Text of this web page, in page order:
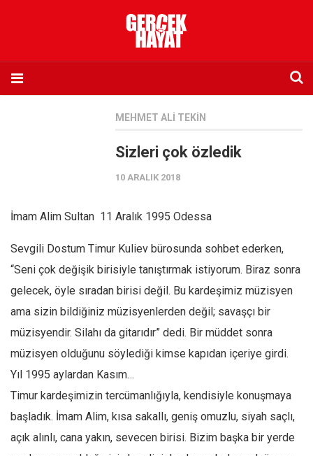
Eksik sayıların temini
Sosyal Medya
Twitter
Facebook
Editörden
Yazarlar
Kemal Özer
MEHMET ALI TEKIN
Sizleri çok özledik
10 ARALIK 2018
İmam Alim Sultan 11 Aralık 1995 Odessa
Sevgili Dostum Timur Kuliev bürosunda sohbet ederken,
“Seni çok değişik birisiyle tanıştırmak istiyorum. Biraz sonra
gelecek, öyle sıradan birisi değil. Bu kardeşimiz müzisyen
ama sizin bildiğiniz müzisyenlerden değil; savaşçı bir
müzisyendir. Silahı da gitarıdır” dedi. Bir müddet sonra
müzisyen olduğunu söylediği kimse kapıdan içeriye girdi.
Yıl 1995 aylardan Kasım…
Timur kardeşimizin tercümanlığıyla, kendisiyle konuşmaya
başladık. İmam Alim, kısa sakallı, geniş omuzlu, siyah saçlı,
açık alınlı, cana yakın, sevecen birisi. Bizim başka bir yerde